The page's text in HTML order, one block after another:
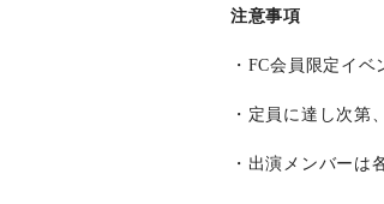
注意事項
・FC会員限定イベ
・定員に達し次第
・出演メンバーは